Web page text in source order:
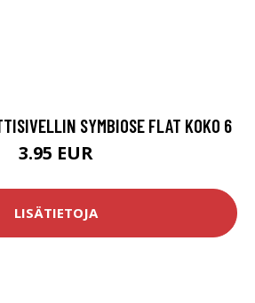
SYMBIOSE FLAT KOKO 6
3.95 EUR
LISÄTIETOJA